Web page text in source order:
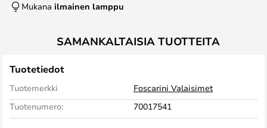
Mukana ilmainen lamppu
SAMANKALTAISIA TUOTTEITA
Tuotetiedot
Tuotemerkki
Foscarini Valaisimet
Tuotenumero:
70017541